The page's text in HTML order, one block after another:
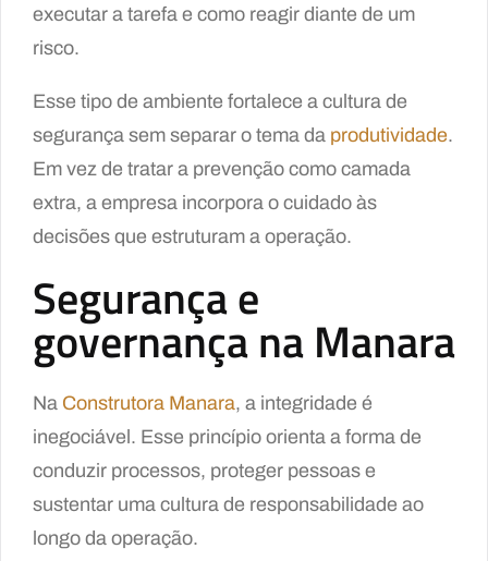
executar a tarefa e como reagir diante de um
risco.
Esse tipo de ambiente fortalece a cultura de
segurança sem separar o tema da produtividade.
Em vez de tratar a prevenção como camada
extra, a empresa incorpora o cuidado às
decisões que estruturam a operação.
Segurança e
governança na Manara
Na Construtora Manara, a integridade é
inegociável. Esse princípio orienta a forma de
conduzir processos, proteger pessoas e
sustentar uma cultura de responsabilidade ao
longo da operação.